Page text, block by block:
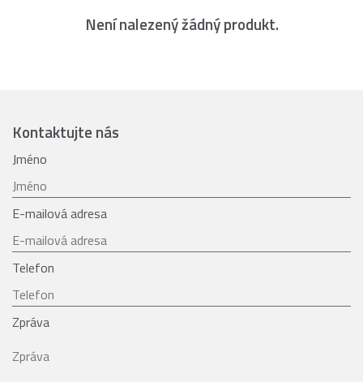
Není nalezený žádný produkt.
Kontaktujte nás
Jméno
E-mailová adresa
Telefon
Zpráva